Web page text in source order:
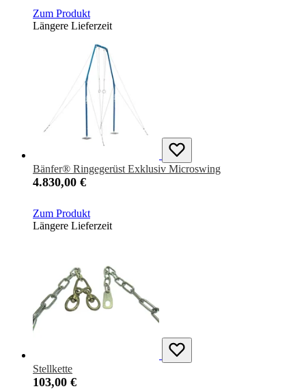
Zum Produkt
Längere Lieferzeit
Bänfer® Ringegerüst Exklusiv Microswing
4.830,00 €
Zum Produkt
Längere Lieferzeit
Stellkette
103,00 €